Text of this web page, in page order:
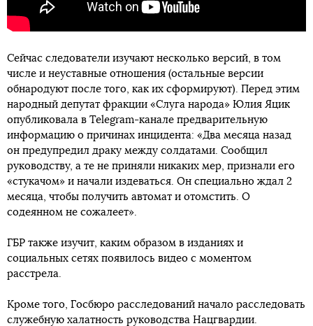
Сейчас следователи изучают несколько версий, в том
числе и неуставные отношения (остальные версии
обнародуют после того, как их сформируют). Перед этим
народный депутат фракции «Слуга народа» Юлия Яцик
опубликовала в Telegram-канале предварительную
информацию о причинах инцидента: «Два месяца назад
он предупредил драку между солдатами. Сообщил
руководству, а те не приняли никаких мер, признали его
«стукачом» и начали издеваться. Он специально ждал 2
месяца, чтобы получить автомат и отомстить. О
содеянном не сожалеет».
ГБР также изучит, каким образом в изданиях и
социальных сетях появилось видео с моментом
расстрела.
Кроме того, Госбюро расследований начало расследовать
служебную халатность руководства Нацгвардии.